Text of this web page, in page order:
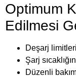
Optimum
Edilmesi
Deşarj
Şarj
Düzenli